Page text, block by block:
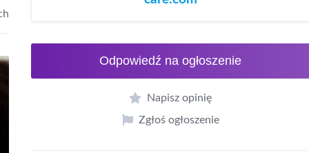
Odpowiedź na ogłoszenie
Napisz opinię
Zgłoś ogłoszenie